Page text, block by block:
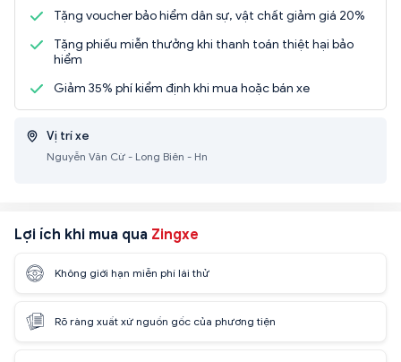
Tặng voucher bảo hiểm dân sự, vật chất giảm giá 20%
Tặng phiếu miễn thưởng khi thanh toán thiệt hại bảo
hiểm
Giảm 35% phí kiểm định khi mua hoặc bán xe
Vị trí xe
Nguyễn Văn Cừ - Long Biên - Hn
Lợi ích khi mua qua Zingxe
Không giới hạn miễn phí lái thử
Rõ ràng xuất xứ nguồn gốc của phương tiện